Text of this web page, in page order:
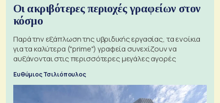
Οι ακριβότερες περιοχές γραφείων στον
κόσμο
Παρά την εξάπλωση της υβριδικής εργασίας, τα ενοίκια
για τα καλύτερα ("prime") γραφεία συνεχίζουν να
αυξάνονται στις περισσότερες μεγάλες αγορές
Ευθύμιος Τσιλιόπουλος